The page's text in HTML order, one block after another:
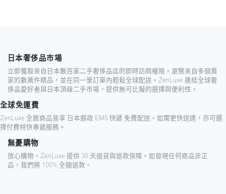
日本奢侈品市場
立即獲取來自日本數百家二手奢侈品店的即時訪問權限。瀏覽來自多個賣
家的數萬件精品，並在同一筆訂單內輕鬆全球配送。ZenLuxe 連結全球奢
侈品愛好者與日本頂級二手市場，提供無可比擬的選擇與便利性。
全球免運費
ZenLuxe 全館商品皆享 日本郵政 EMS 快遞 免費配送。如需更快送達，亦可選
擇付費特快專遞服務。
無憂購物
放心購物，ZenLuxe 提供 30 天退貨與退款保障。如發現任何商品非正
品，我們將 100% 全額退款。